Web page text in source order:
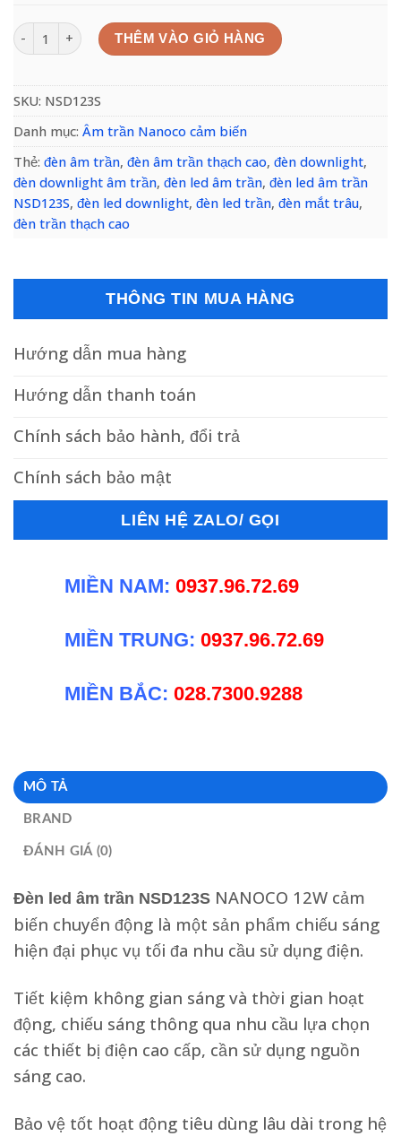
Đèn led âm trần NSD123S NANOCO 12W cảm biến chuyển động số
THÊM VÀO GIỎ HÀNG
SKU: NSD123S
Danh mục: Âm trần Nanoco cảm biến
Thẻ: đèn âm trần, đèn âm trần thạch cao, đèn downlight,
đèn downlight âm trần, đèn led âm trần, đèn led âm trần
NSD123S, đèn led downlight, đèn led trần, đèn mắt trâu,
đèn trần thạch cao
THÔNG TIN MUA HÀNG
Hướng dẫn mua hàng
Hướng dẫn thanh toán
Chính sách bảo hành, đổi trả
Chính sách bảo mật
LIÊN HỆ ZALO/ GỌI
MIỀN NAM: 0937.96.72.69
MIỀN TRUNG: 0937.96.72.69
MIỀN BẮC: 028.7300.9288
MÔ TẢ
BRAND
ĐÁNH GIÁ (0)
Đèn led âm trần NSD123S NANOCO 12W cảm
biến chuyển động là một sản phẩm chiếu sáng
hiện đại phục vụ tối đa nhu cầu sử dụng điện.
Tiết kiệm không gian sáng và thời gian hoạt
động, chiếu sáng thông qua nhu cầu lựa chọn
các thiết bị điện cao cấp, cần sử dụng nguồn
sáng cao.
Bảo vệ tốt hoạt động tiêu dùng lâu dài trong hệ